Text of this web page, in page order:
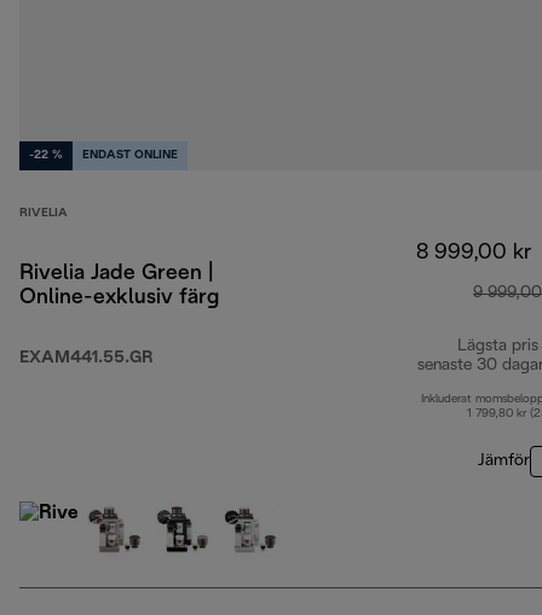
-22 % ENDAST ONLINE
RIVELIA
Rivelia Jade Green |
Online-exklusiv färg
EXAM441.55.GR
8 999,00 kr
9
Lägsta pris
senaste 30
Inkluderat
1 799,80 kr
Jämför